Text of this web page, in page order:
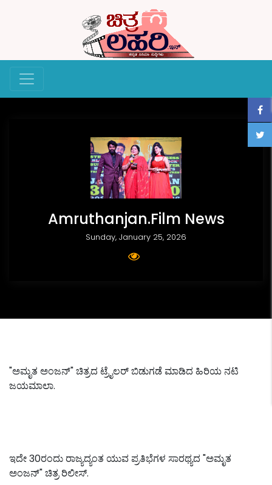
Amruthanjan.Film News
Sunday, January 25, 2026
"ಅಮೃತ ಅಂಜನ್" ಚಿತ್ರದ ಟ್ರೈಲರ್ ಬಿಡುಗಡೆ ಮಾಡಿದ ಹಿರಿಯ ನಟಿ
ಜಯಮಾಲಾ.
ಇದೇ 30ರಂದು ರಾಜ್ಯದ್ಯಂತ ಯುವ ಪ್ರತಿಭೆಗಳ ಸಾರಥ್ಯದ "ಅಮೃತ
ಅಂಜನ್" ಚಿತ್ರ ರಿಲೀಸ್.